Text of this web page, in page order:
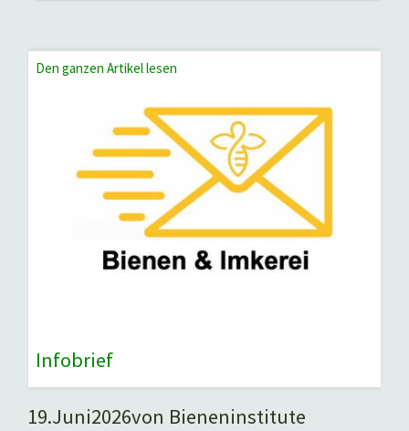
Den ganzen Artikel lesen
Infobrief
19.Juni2026von Bieneninstitute